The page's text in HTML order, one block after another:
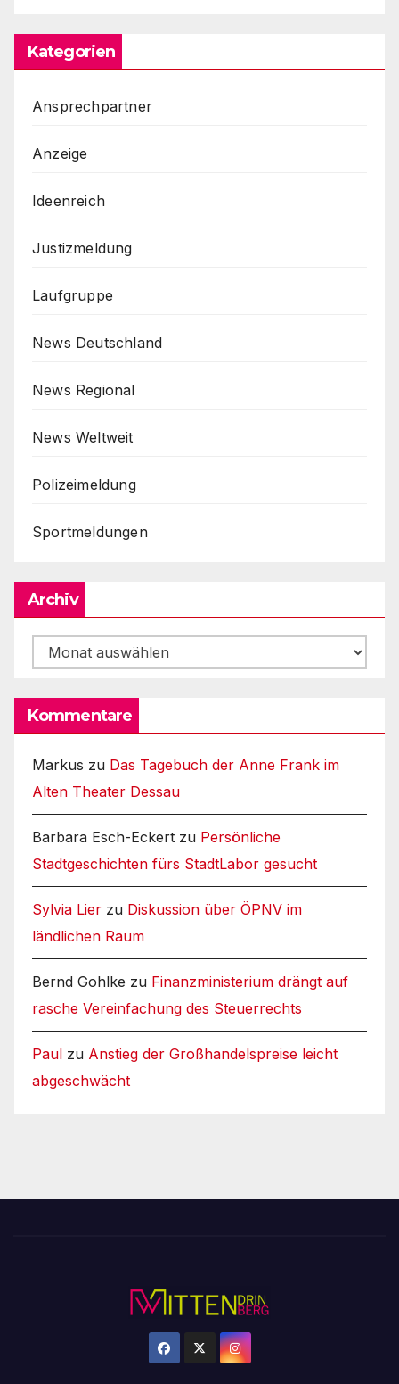
Kategorien
Ansprechpartner
Anzeige
Ideenreich
Justizmeldung
Laufgruppe
News Deutschland
News Regional
News Weltweit
Polizeimeldung
Sportmeldungen
Archiv
Archiv
Kommentare
Markus zu Das Tagebuch der Anne Frank im
Alten Theater Dessau
Barbara Esch-Eckert zu Persönliche
Stadtgeschichten fürs StadtLabor gesucht
Sylvia Lier zu Diskussion über ÖPNV im
ländlichen Raum
Bernd Gohlke zu Finanzministerium drängt auf
rasche Vereinfachung des Steuerrechts
Paul zu Anstieg der Großhandelspreise leicht
abgeschwächt